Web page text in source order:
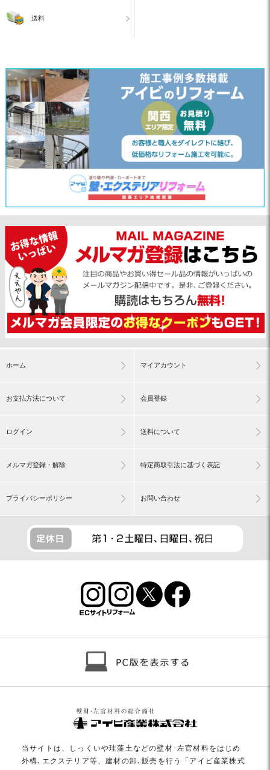
送料
ホーム マイアカウント
お支払方法について 会員登録
ログイン 送料について
メルマガ登録・解除 特定商取引法に基づく表記
プライバシーポリシー お問い合わせ
当サイトは、しっくいや珪藻土などの壁材･左官材料をはじめ
外構､エクステリア等、建材の卸､販売を行う「アイビ産業株式